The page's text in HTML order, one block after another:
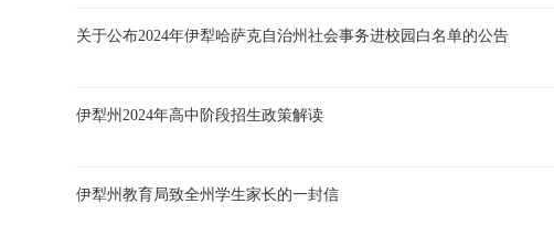
关于公布2024年伊犁哈萨克自治州社会事务进校园白名单的公告
伊犁州2024年高中阶段招生政策解读
伊犁州教育局致全州学生家长的一封信